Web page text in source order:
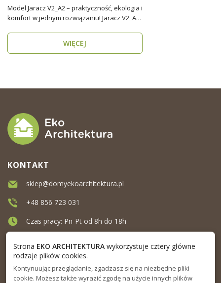
Model Jaracz V2_A2 – praktyczność, ekologia i
komfort w jednym rozwiązaniu! Jaracz V2_A2
WIĘCEJ
MENU
KONTAKT
sklep@domyekoarchitektura.pl
+48 856 723 031
Czas pracy: Pn-Pt od 8h do 18h
Strona EKO ARCHITEKTURAwykorzystuje cztery główne
rodzaje plików cookies.
Kontynuując przeglądanie, zgadzasz się na niezbędne pliki
cookie. Możesz także wyrazić zgodę na użycie innych plików